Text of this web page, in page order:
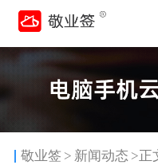
敬业签 > 新闻动态 >正